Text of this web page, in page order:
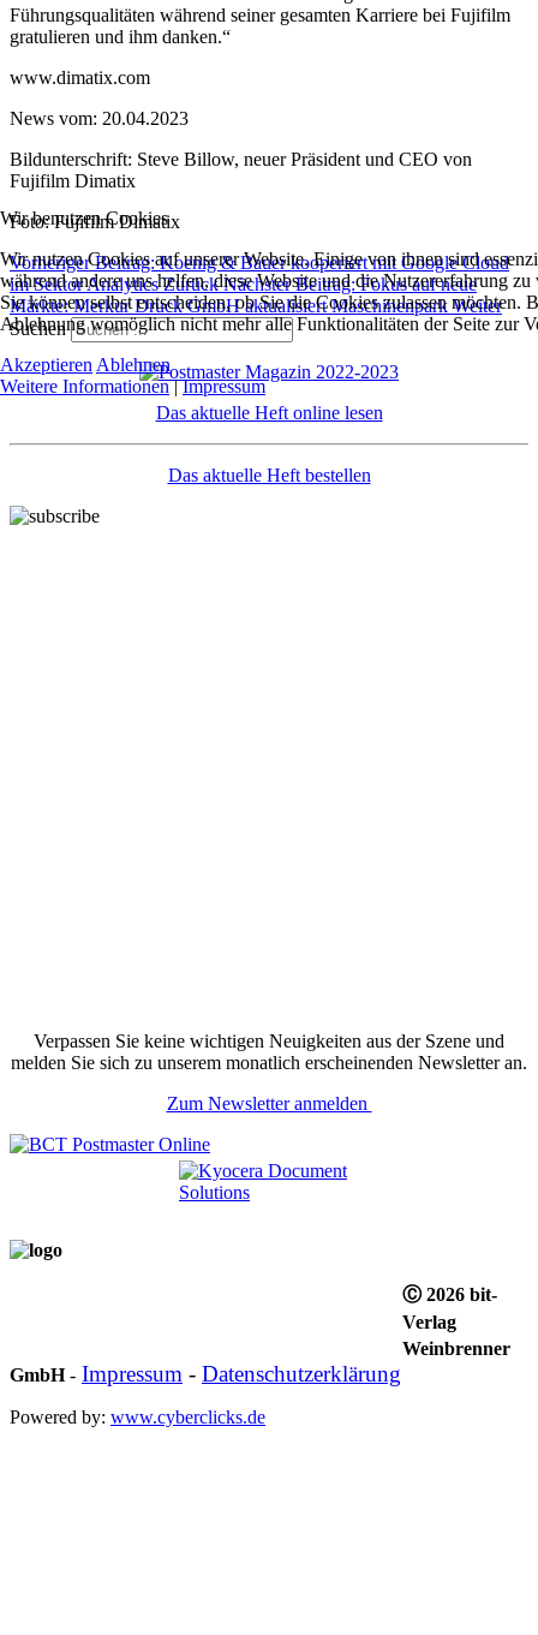
Führungsqualitäten während seiner gesamten Karriere bei Fujifilm
gratulieren und ihm danken.“
www.dimatix.com
News vom: 20.04.2023
Bildunterschrift: Steve Billow, neuer Präsident und CEO von
Fujifilm Dimatix
Foto: Fujifilm Dimatix
Vorheriger Beitrag: Koenig & Bauer kooperiert mit Google Cloud
im Sektor AnalyticsZurück Nächster Beitrag: Fokus auf neue
Märkte: Merkur Druck GmbH aktualisiert MaschinenparkWeiter
Suchen
Das aktuelle Heft online lesen
Das aktuelle Heft bestellen
Verpassen Sie keine wichtigen Neuigkeiten aus der Szene und
melden Sie sich zu unserem monatlich erscheinenden Newsletter an.
Zum Newsletter anmelden
Ⓒ 2026 bit-
Verlag
Weinbrenner
GmbH- Impressum - Datenschutzerklärung
Powered by: www.cyberclicks.de
Wir benutzen Cookies
Wir nutzen Cookies auf unserer Website. Einige von ihnen sind
während andere uns helfen, diese Website und die Nutzererfahrung
Sie können selbst entscheiden, ob Sie die Cookies zulassen möchten.
Ablehnung womöglich nicht mehr alle Funktionalitäten der Seite zur
Akzeptieren Ablehnen
Weitere Informationen|Impressum